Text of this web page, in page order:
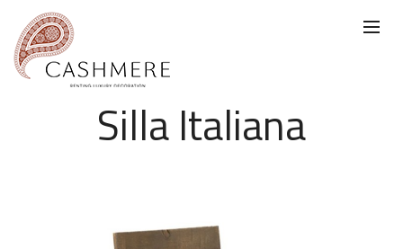
Silla Italiana